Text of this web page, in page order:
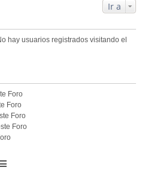
Ir a
hay usuarios registrados visitando el
Foro
Foro
Foro
Foro